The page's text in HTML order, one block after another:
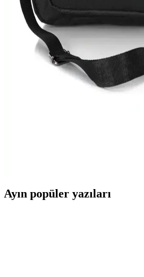
Reliance 10 litrelik yalıtımlı piknik çantası,
tasarımıyla yiyecek ve içecekleri uzun süre
kolay taşıma sağlar.
Doğuş Mutfak Sefer Tası 3'lü
Yemek Saklama Çözümü
Günlük kullanım ve seyahatlerinizde ideal
sefer tası, şık tasarımı ve uzun ömürlü
Ayın popüler yazıları